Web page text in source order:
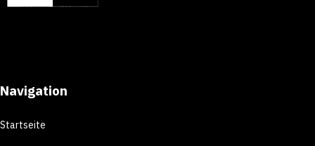
Navigation
Startseite